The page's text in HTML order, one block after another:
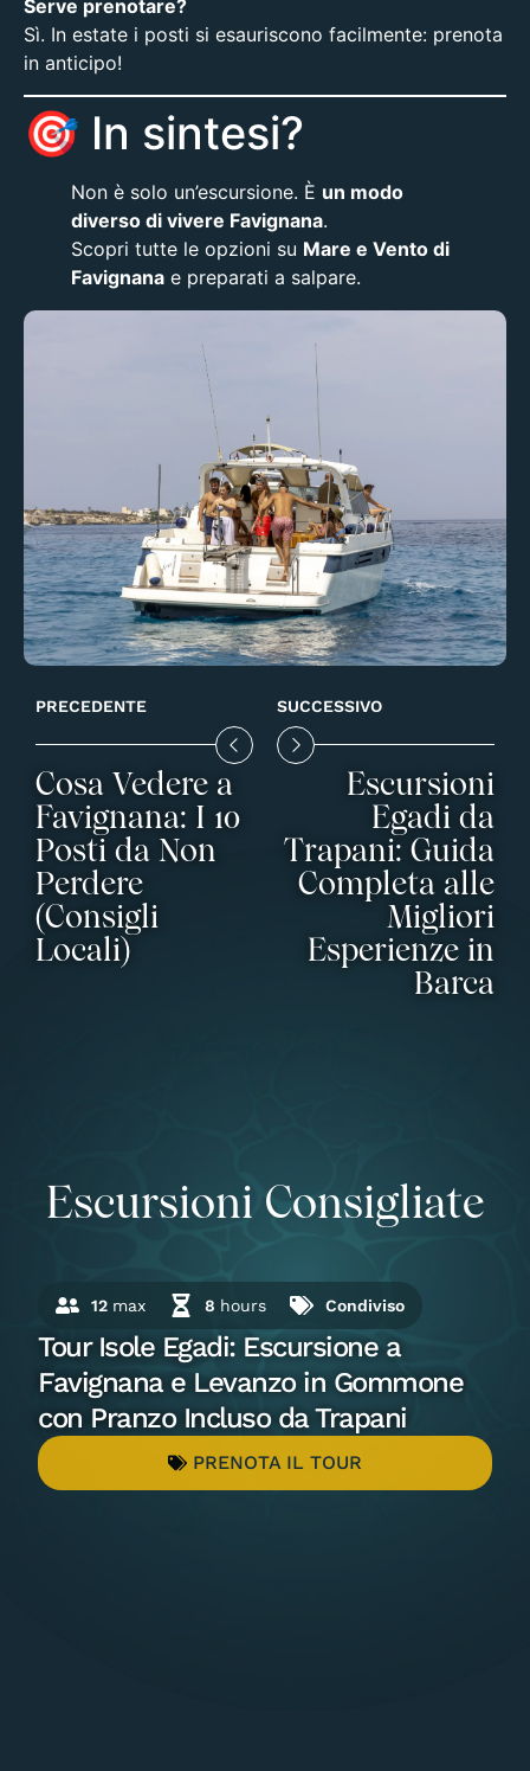
Serve prenotare?
Sì. In estate i posti si esauriscono facilmente: prenota
in anticipo!
🎯 In sintesi?
Non è solo un’escursione. È un modo
diverso di vivere Favignana.
Scopri tutte le opzioni su Mare e Vento di
Favignana e preparati a salpare.
PRECEDENTE
Cosa Vedere a
Favignana: I 10
Posti da Non
Perdere
(Consigli
Locali)
SUCCESSIVO
Escursioni
Egadi da
Trapani: Guida
Completa alle
Migliori
Esperienze in
Barca
Escursioni Consigliate
12 max 8 hours Condiviso
Tour Isole Egadi: Escursione a
Favignana e Levanzo in Gommone
con Pranzo Incluso da Trapani
PRENOTA IL TOUR